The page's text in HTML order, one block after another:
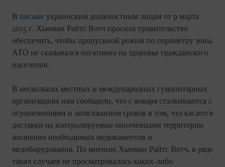
В письме украинским должностным лицам от 9 марта
2015 г. Хьюман Райтс Вотч просила правительство
обеспечить, чтобы пропускной режим по периметру зоны
АТО не сказывался негативно на здоровье гражданского
населения.
В нескольких местных и международных гуманитарных
организациях нам сообщили, что с января сталкиваются с
ограничениями и затягиванием сроков в том, что касается
доставки на контролируемые ополченцами территории
жизненно необходимых медикаментов и
медоборудования. По мнению Хьюман Райтс Вотч, в ряде
таких случаев не просматривалось каких-либо